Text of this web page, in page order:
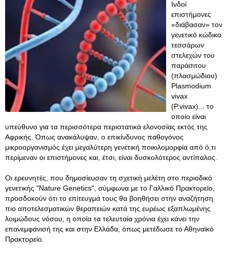
Ινδοί
επιστήμονες
«διάβασαν» τον
γενετικό κώδικα
τεσσάρων
στελεχών του
παράσιτου
(πλασμώδιου)
Plasmodium
vivax
(Ρ.vivax)... το
οποίο είναι
υπεύθυνο για τα περισσότερα περιστατικά ελονοσίας εκτός της
Αφρικής. Όπως ανακάλυψαν, ο επικίνδυνος παθογόνος
μικροοργανισμός έχει μεγαλύτερη γενετική ποικιλομορφία από ό,τι
περίμεναν οι επιστήμονες και, έτσι, είναι δυσκολότερος αντίπαλος.
Οι ερευνητές, που δημοσίευσαν τη σχετική μελέτη στο περιοδικό
γενετικής "Nature Genetics", σύμφωνα με το Γαλλικό Πρακτορείο,
προσδοκούν ότι το επίτευγμά τους θα βοηθήσει στην αναζήτηση
πιο αποτελεσματικών θεραπειών κατά της ευρέως εξαπλωμένης
λοιμώδους νόσου, η οποία τα τελευταία χρόνια έχει κάνει την
επανεμφάνισή της και στην Ελλάδα, όπως μετέδωσε το Αθηναϊκό
Πρακτορείο.